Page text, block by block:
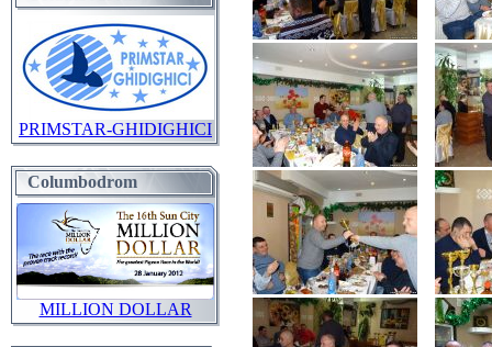
PRIMSTAR-GHIDIGHICI
Columbodrom
MILLION DOLLAR